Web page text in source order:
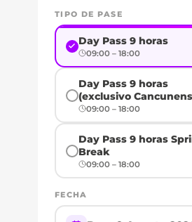
Cancún
DAY
PASS
GRAND
OASIS
TIPO DE PASE
Day Pass 9 horas
09:00 – 18:00
Day Pass 9 horas
(exclusivo
09:00 – 18:00
Day Pass 9 horas
Break
09:00 – 18:00
FECHA